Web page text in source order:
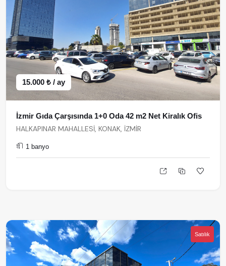
15.000 ₺ / ay
İzmir Gıda Çarşısında 1+0 Oda 42 m2 Net Kiralık Ofis
HALKAPINAR MAHALLESİ, KONAK, İZMİR
1 banyo
Satılık